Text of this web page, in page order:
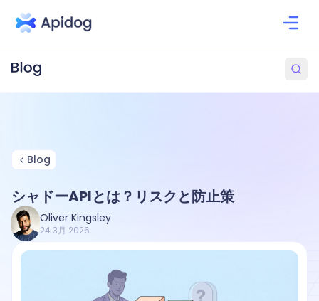
Blog
シャドーAPIとは？リスクと防止策
Oliver Kingsley
24 3月 2026